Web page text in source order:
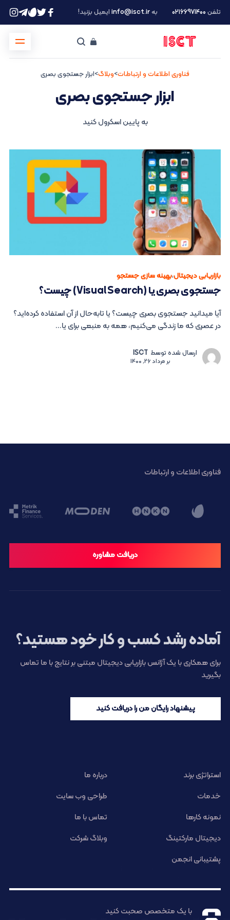
تلفن ۰۲۱66971400 بهinfo@isct.irایمیل بزنید!
فناوری اطلاعات و ارتباطات>وبلاگ>ابزار جستجوی بصری
ابزار جستجوی بصری
به پایین اسکرول کنید
بازاریابی دیجیتال،بهینه سازی جستجو
جستجوی بصری یا (Visual Search) چیست؟
آیا میدانید جستجوی بصری چیست؟ یا تابه‌حال از آن استفاده کرده‌اید؟
در عصری که ما زندگی می‌کنیم، همه به منبعی برای یا...
ارسال شده توسط ISCT
برمرداد 26, 1400
فناوری اطلاعات و ارتباطات
دریافت مشاوره
آماده رشد کسب و کار خود هستید؟
برای همکاری با یک آژانس بازاریابی دیجیتال مبتنی بر نتایج با ما تماس
بگیرید
پیشنهاد رایگان من را دریافت کنید
استراتژی برند
درباره ما
خدمات
طراحی وب سایت
نمونه کارها
تماس با ما
دیجیتال مارکتینگ
وبلاگ شرکت
پشتیبانی انجمن
با یک متخصص صحبت کنید